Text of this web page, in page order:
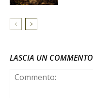
LASCIA UN COMMENTO